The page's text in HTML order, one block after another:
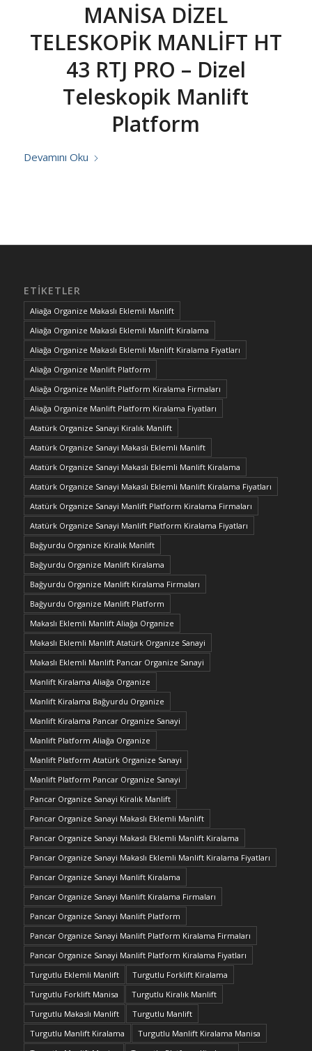
MANİSA DİZEL
TELESKOPİK MANLİFT HT
43 RTJ PRO – Dizel
Teleskopik Manlift
Platform
Devamını Oku
ETIKETLER
Aliağa Organize Makaslı Eklemli Manlift
Aliağa Organize Makaslı Eklemli Manlift Kiralama
Aliağa Organize Makaslı Eklemli Manlift Kiralama Fiyatları
Aliağa Organize Manlift Platform
Aliağa Organize Manlift Platform Kiralama Firmaları
Aliağa Organize Manlift Platform Kiralama Fiyatları
Atatürk Organize Sanayi Kiralık Manlift
Atatürk Organize Sanayi Makaslı Eklemli Manlift
Atatürk Organize Sanayi Makaslı Eklemli Manlift Kiralama
Atatürk Organize Sanayi Makaslı Eklemli Manlift Kiralama Fiyatları
Atatürk Organize Sanayi Manlift Platform Kiralama Firmaları
Atatürk Organize Sanayi Manlift Platform Kiralama Fiyatları
Bağyurdu Organize Kiralık Manlift
Bağyurdu Organize Manlift Kiralama
Bağyurdu Organize Manlift Kiralama Firmaları
Bağyurdu Organize Manlift Platform
Makaslı Eklemli Manlift Aliağa Organize
Makaslı Eklemli Manlift Atatürk Organize Sanayi
Makaslı Eklemli Manlift Pancar Organize Sanayi
Manlift Kiralama Aliağa Organize
Manlift Kiralama Bağyurdu Organize
Manlift Kiralama Pancar Organize Sanayi
Manlift Platform Aliağa Organize
Manlift Platform Atatürk Organize Sanayi
Manlift Platform Pancar Organize Sanayi
Pancar Organize Sanayi Kiralık Manlift
Pancar Organize Sanayi Makaslı Eklemli Manlift
Pancar Organize Sanayi Makaslı Eklemli Manlift Kiralama
Pancar Organize Sanayi Makaslı Eklemli Manlift Kiralama Fiyatları
Pancar Organize Sanayi Manlift Kiralama
Pancar Organize Sanayi Manlift Kiralama Firmaları
Pancar Organize Sanayi Manlift Platform
Pancar Organize Sanayi Manlift Platform Kiralama Firmaları
Pancar Organize Sanayi Manlift Platform Kiralama Fiyatları
Turgutlu Eklemli Manlift
Turgutlu Forklift Kiralama
Turgutlu Forklift Manisa
Turgutlu Kiralık Manlift
Turgutlu Makaslı Manlift
Turgutlu Manlift
Turgutlu Manlift Kiralama
Turgutlu Manlift Kiralama Manisa